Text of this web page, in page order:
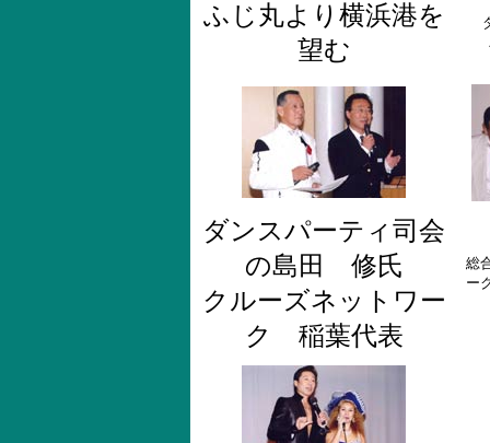
ふじ丸より横浜港を
望む
ダンスパーティ司会
の島田 修氏
クルーズネットワー
ク 稲葉代表
総
ー